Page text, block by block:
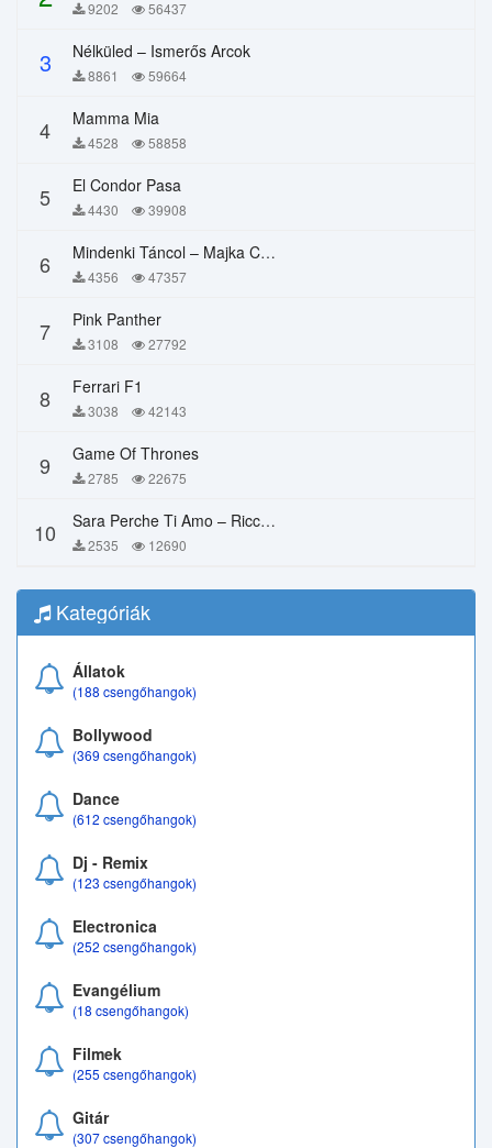
9202 56437
3 Nélküled – Ismerős Arcok
8861 59664
4 Mamma Mia
4528 58858
5 El Condor Pasa
4430 39908
6 Mindenki Táncol – Majka Curtis, Péter Majoros
4356 47357
7 Pink Panther
3108 27792
8 Ferrari F1
3038 42143
9 Game Of Thrones
2785 22675
10 Sara Perche Ti Amo – Ricchi E Poveri
2535 12690
Kategóriák
Állatok
(188 csengőhangok)
Bollywood
(369 csengőhangok)
Dance
(612 csengőhangok)
Dj - Remix
(123 csengőhangok)
Electronica
(252 csengőhangok)
Evangélium
(18 csengőhangok)
Filmek
(255 csengőhangok)
Gitár
(307 csengőhangok)